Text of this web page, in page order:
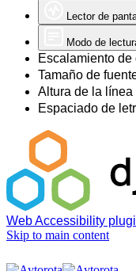
Lector de
Modo de
Escalamiento de
Tamaño de
Altura de la línea
Espaciado de
Web Accessibility
Skip to main content